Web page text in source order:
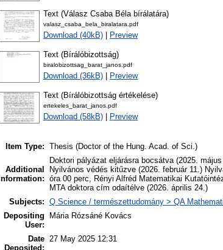
Text (Válasz Csaba Béla bírálatára)
valasz_csaba_bela_biralatara.pdf
Download (40kB) Preview
Text (Bírálóbizottság)
biralobizottsag_barat_janos.pdf
Download (36kB) Preview
Text (Bírálóbizottság értékelése)
ertekeles_barat_janos.pdf
Download (58kB) Preview
Item Type: Thesis (Doctor of the Hung. Acad. of Sci.)
Additional
Information:
Doktori pályázat eljárásra bocsátva (2025.
Nyilvános védés kitűzve (2026. február 11.)
óra 00 perc, Rényi Alfréd Matematikai
MTA doktora cím odaítélve (2026. április 24.)
Subjects: Q Science / természettudomány > QA
Depositing
User:
Mária Rózsáné Kovács
Date
Deposited:
27 May 2025 12:31